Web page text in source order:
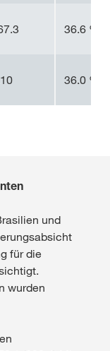
36.6 %
36.0 %
und
für die
wurden